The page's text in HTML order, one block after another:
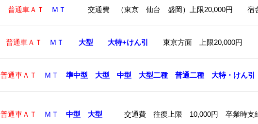
普通車ＡＴ ＭＴ 交通費 （東京 仙台 盛岡）上限20,000円 宿
普通車ＡＴ ＭＴ 大型 大特+けん引 東京方面 上限20,000円
普通車ＡＴ ＭＴ 準中型 大型 中型 大型二種 普通二種 大特・けん引
普通車ＡＴ ＭＴ 中型 大型 交通費 往復上限 10,000円 卒業時支